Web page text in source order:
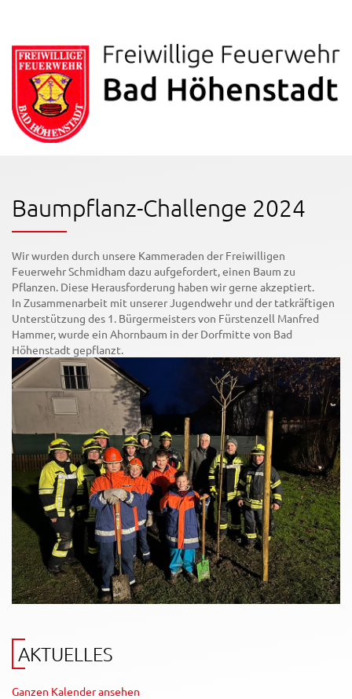
Baumpflanz-Challenge 2024
Wir wurden durch unsere Kammeraden der Freiwilligen
Feuerwehr Schmidham dazu aufgefordert, einen Baum zu
Pflanzen. Diese Herausforderung haben wir gerne akzeptiert.
In Zusammenarbeit mit unserer Jugendwehr und der tatkräftigen
Unterstützung des 1. Bürgermeisters von Fürstenzell Manfred
Hammer, wurde ein Ahornbaum in der Dorfmitte von Bad
Höhenstadt gepflanzt.
AKTUELLES
Ganzen Kalender ansehen